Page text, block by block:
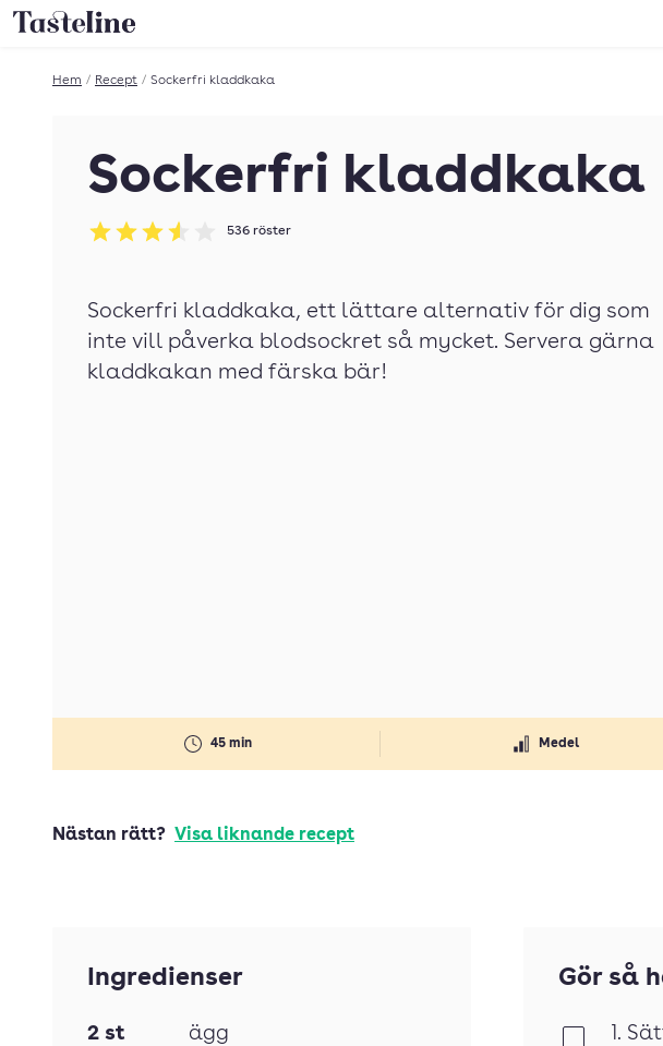
Till Tastelines startsida
Hem / Recept / Sockerfri kladdkaka
Sockerfri kladdkaka
Betyg: 3.54 av 5
536 röster
45 min Medel
Sockerfri kladdkaka, ett lättare alternativ för dig som
inte vill påverka blodsockret så mycket. Servera gärna
kladdkakan med färska bär!
Nästan rätt? Visa liknande recept
Ingredienser
2 st
ägg
Gör så
1.